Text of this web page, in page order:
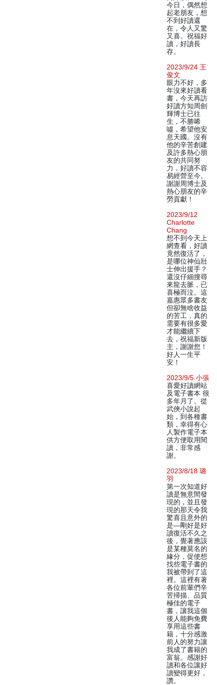
今日，偶然想
起老朋友，想
不到好讀還
在，令人又驚
又喜。祝福好
讀，好讀長
存。
2023/9/24 王
俊文
眼力不好，多
年沒來好讀看
書，今天再訪
好讀方知周劍
輝博士已往
生，不勝唏
噓，希望他安
息天國。沒有
他的辛苦創建
及許多熱心朋
友的共同努
力，好讀不容
易經營至今。
謝謝周博士及
熱心朋友的辛
勞貢獻！
2023/9/12
Charlotte
Chang
想不到今天上
網查看，好讀
竟然復活了，
是哪位神仙壯
士伸出援手？
還沒仔細搜尋
來龍去脈，已
喜極而泣。這
嘉惠眾多書友
但卻無啥收益
的苦工，真的
需要有很多愛
才能繼續下
去，祝福新版
主，謝謝您！
好人一生平
安！
2023/9/5 小張
喜愛好讀網站
及電子書本 很
多年月了。從
武俠小說起
始，到各種書
類，幸得有心
人製作電子本
供方便取用閱
讀，非常感
謝。
2023/8/18 璐
羽
第一次知道好
讀是無意間發
現的，並且發
現的那天令我
驚喜且意外的
是—剛好是好
讀復活不久之
後，覺著應該
是某種莫名的
緣分，促使想
找些電子書的
我被帶到了這
裡。這裡有著
各位前輩們辛
苦掃描、品質
極佳的電子
書，讓我這個
後人能夠免費
享用這些書
籍，十分感激
前人的努力讓
我成了書籍的
富翁。感謝好
讀和各位讓好
讀變得更好，
讚。